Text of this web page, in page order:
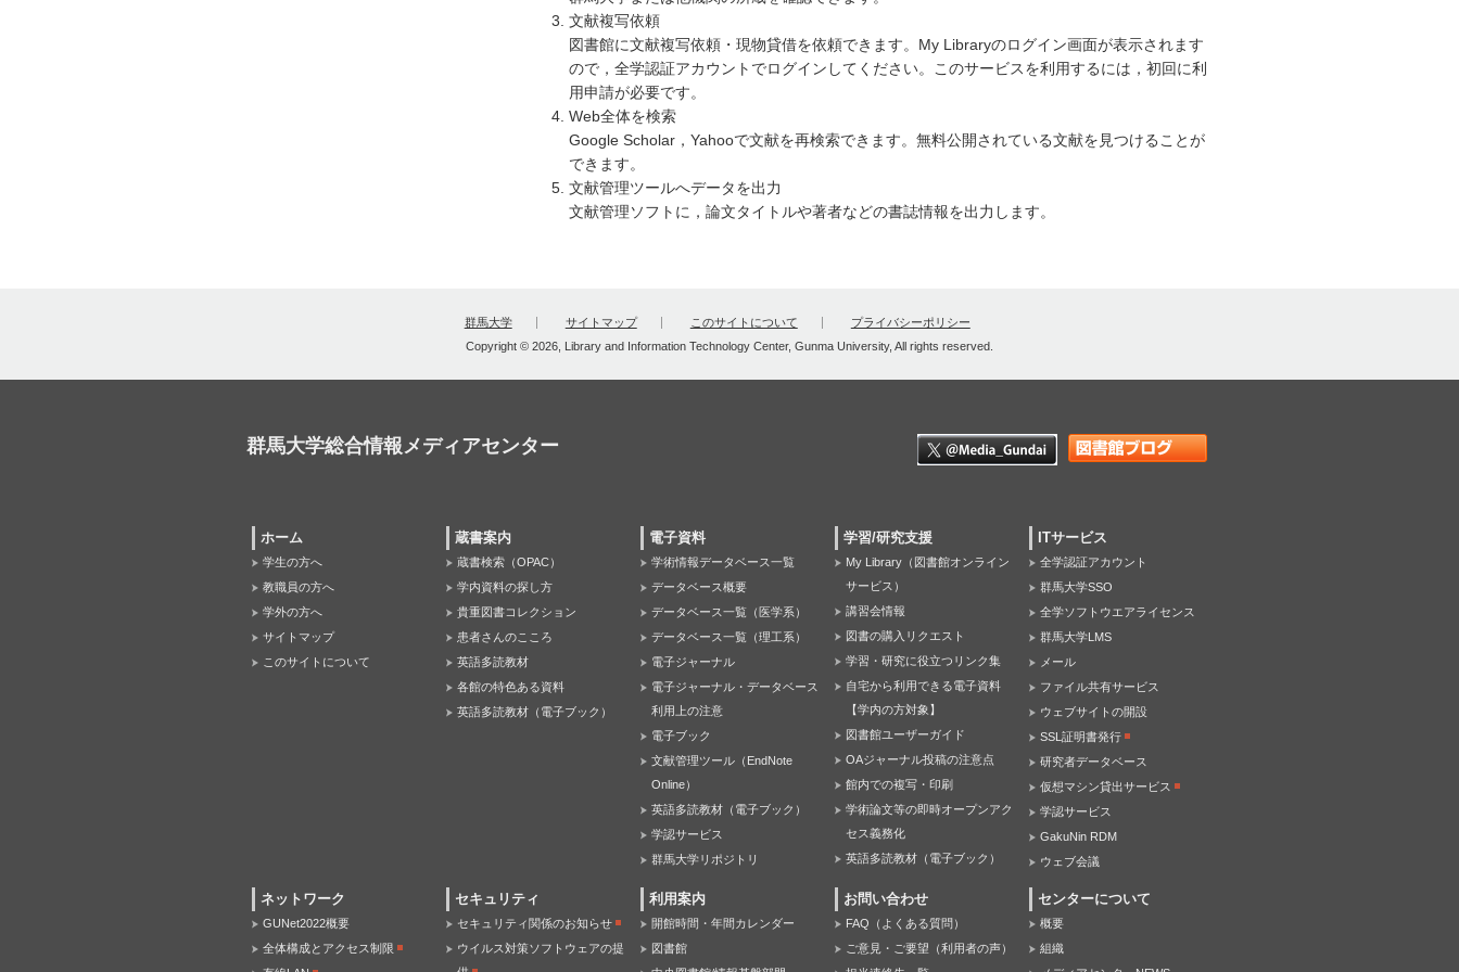
文献複写依頼
図書館に文献複写依頼・現物貸借を依頼できます。My Libraryのログイン画面が表示されます
ので，全学認証アカウントでログインしてください。このサービスを利用するには，初回に利
用申請が必要です。
Web全体を検索
Google Scholar，Yahooで文献を再検索できます。無料公開されている文献を見つけることが
できます。
文献管理ツールへデータを出力
文献管理ソフトに，論文タイトルや著者などの書誌情報を出力します。
群馬大学 サイトマップ このサイトについて
プライバシーポリシー
Copyright © 2026, Library and Information Technology Center, Gunma University, All rights reserved.
群馬大学総合情報メディアセンター
ホーム
学生の方へ
教職員の方へ
学外の方へ
サイトマップ
このサイトについて
蔵書案内
蔵書検索（OPAC）
学内資料の探し方
貴重図書コレクション
患者さんのこころ
英語多読教材
各館の特色ある資料
英語多読教材（電子ブック）
電子資料
学術情報データベース一覧
データベース概要
データベース一覧（医学系）
データベース一覧（理工系）
電子ジャーナル
電子ジャーナル・データベース
利用上の注意
電子ブック
文献管理ツール（EndNote
Online）
英語多読教材（電子ブック）
学認サービス
群馬大学リポジトリ
学習/研究支援
My Library（図書館オンライン
サービス）
講習会情報
図書の購入リクエスト
学習・研究に役立つリンク集
自宅から利用できる電子資料
【学内の方対象】
図書館ユーザーガイド
OAジャーナル投稿の注意点
館内での複写・印刷
学術論文等の即時オープンアク
セス義務化
英語多読教材（電子ブック）
ITサービス
全学認証アカウント
群馬大学SSO
全学ソフトウエアライセンス
群馬大学LMS
メール
ファイル共有サービス
ウェブサイトの開設
SSL証明書発行
研究者データベース
仮想マシン貸出サービス
学認サービス
GakuNin RDM
ウェブ会議
ネットワーク
GUNet2022概要
全体構成とアクセス制限
セキュリティ
セキュリティ関係のお知らせ
ウイルス対策ソフトウェアの提
利用案内
開館時間・年間カレンダー
図書館
お問い合わせ
FAQ（よくある質問）
ご意見・ご要望（利用者の声）
センターについて
概要
組織